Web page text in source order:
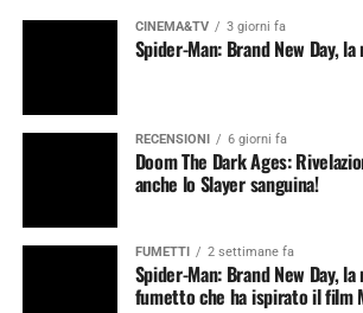
CINEMA&TV 3 giorni fa
Spider-Man: Brand New Day,
RECENSIONI 6 giorni fa
Doom The Dark Ages:
anche lo Slayer sanguina!
FUMETTI 2 settimane fa
Spider-Man: Brand New Day,
fumetto che ha ispirato il film